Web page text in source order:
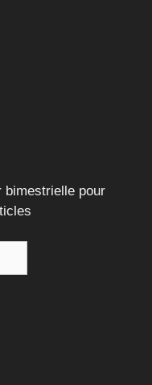
bimestrielle pour